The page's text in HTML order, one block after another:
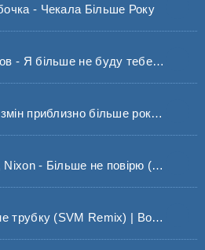
- Чекала Більше Року
не буду тебе цілувати (VOLKANOV)
більше року - VERONIKA та SIMBOCHKA
- Більше не повірю (Nixon Remix)
| Вона кине трубку більше не подзвонить